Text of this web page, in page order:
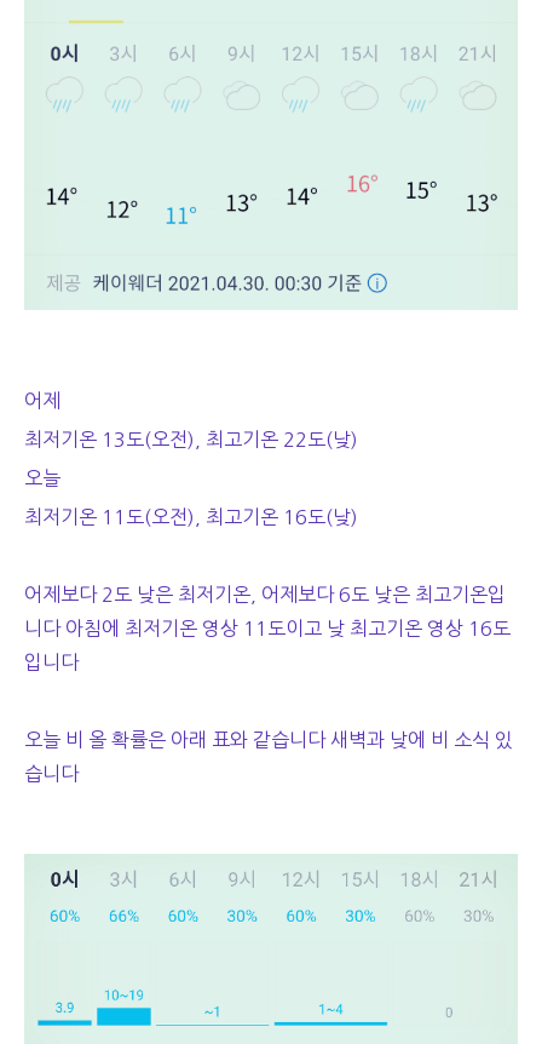
어제
최저기온 13도(오전), 최고기온 22도(낮)
오늘
최저기온 11도(오전), 최고기온 16도(낮)
어제보다 2도 낮은 최저기온, 어제보다 6도 낮은 최고기온입
니다 아침에 최저기온 영상 11도이고 낮 최고기온 영상 16도
입니다
오늘 비 올 확률은 아래 표와 같습니다 새벽과 낮에 비 소식 있
습니다